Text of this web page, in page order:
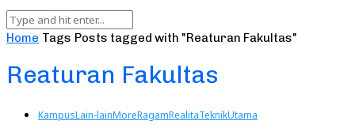
Home Tags Posts tagged with "Reaturan Fakultas"
Reaturan Fakultas
KampusLain-lainMoreRagamRealitaTeknikUtama